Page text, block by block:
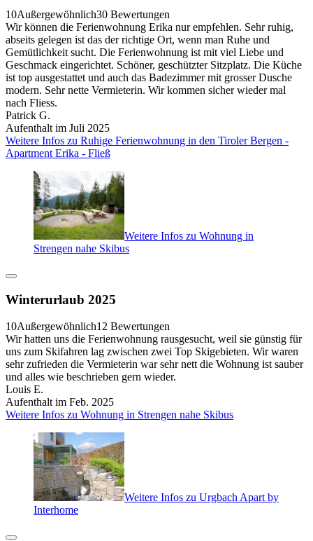
10Außergewöhnlich30 Bewertungen
Wir können die Ferienwohnung Erika nur empfehlen. Sehr ruhig,
abseits gelegen ist das der richtige Ort, wenn man Ruhe und
Gemütlichkeit sucht. Die Ferienwohnung ist mit viel Liebe und
Geschmack eingerichtet. Schöner, geschützter Sitzplatz. Die Küche
ist top ausgestattet und auch das Badezimmer mit grosser Dusche
modern. Sehr nette Vermieterin. Wir kommen sicher wieder mal
nach Fliess.
Patrick G.
Aufenthalt im Juli 2025
Weitere Infos zu Ruhige Ferienwohnung in den Tiroler Bergen -
Apartment Erika - Fließ
Weitere Infos zu Wohnung in
Strengen nahe Skibus
Winterurlaub 2025
10Außergewöhnlich12 Bewertungen
Wir hatten uns die Ferienwohnung rausgesucht, weil sie günstig für
uns zum Skifahren lag zwischen zwei Top Skigebieten. Wir waren
sehr zufrieden die Vermieterin war sehr nett die Wohnung ist sauber
und alles wie beschrieben gern wieder.
Louis E.
Aufenthalt im Feb. 2025
Weitere Infos zu Wohnung in Strengen nahe Skibus
Weitere Infos zu Urgbach Apart by
Interhome